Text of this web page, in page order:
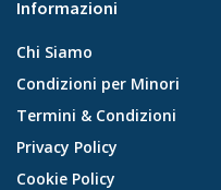
Informazioni
Chi Siamo
Condizioni per Minori
Termini & Condizioni
Privacy Policy
Cookie Policy